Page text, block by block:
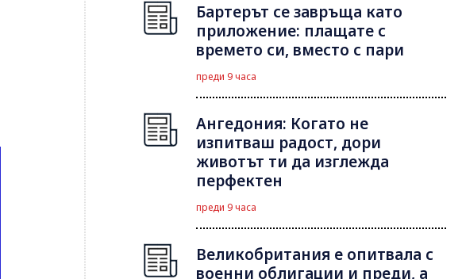
Бартерът се завръща като
приложение: плащате с
времето си, вместо с пари
преди 9 часа
Ангедония: Когато не
изпитваш радост, дори
животът ти да изглежда
перфектен
преди 9 часа
Великобритания е опитвала с
военни облигации и преди, а